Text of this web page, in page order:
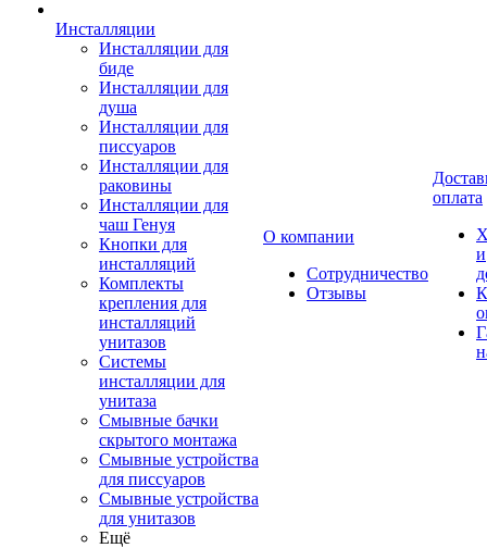
Инсталляции
Инсталляции для
биде
Инсталляции для
душа
Инсталляции для
писсуаров
Инсталляции для
раковины
Инсталляции для
чаш Генуя
Кнопки для
инсталляций
Комплекты
крепления для
инсталляций
унитазов
Системы
инсталляции для
унитаза
Смывные бачки
скрытого монтажа
Смывные устройства
для писсуаров
Смывные устройства
для унитазов
Ещё
О компании
Сотрудничество
Отзывы
оплата
и